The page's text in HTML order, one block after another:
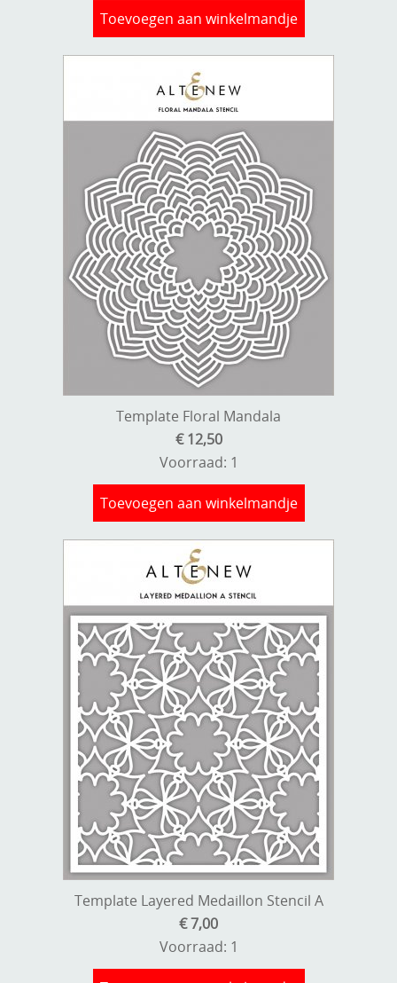
Toevoegen aan winkelmandje
Template Floral Mandala
€ 12,50
Voorraad: 1
Toevoegen aan winkelmandje
Template Layered Medaillon Stencil A
€ 7,00
Voorraad: 1